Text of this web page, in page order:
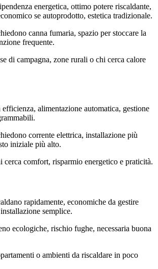
energetica, ottimo potere riscaldante,
se autoprodotto, estetica tradizionale.
canna fumaria, spazio per stoccare la
frequente.
di campagna, zone rurali o chi cerca calore
efficienza, alimentazione automatica, gestione
corrente elettrica, installazione più
iniziale più alto.
cerca comfort, risparmio energetico e praticità.
rapidamente, economiche da gestire
semplice.
ecologiche, rischio fughe, necessaria buona
o ambienti da riscaldare in poco